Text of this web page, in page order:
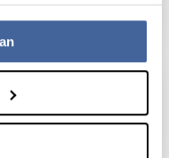
kan ernstige